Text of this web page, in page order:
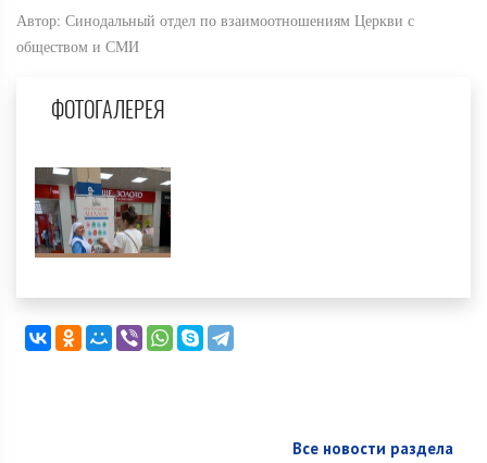
Автор: Синодальный отдел по взаимоотношениям Церкви с
обществом и СМИ
ФОТОГАЛЕРЕЯ
Все новости раздела